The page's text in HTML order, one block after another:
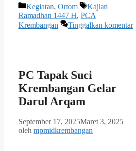
Kategori
Kegiatan, Ortom Tag
Kajian
Ramadhan 1447 H, PCA
Krembangan
Tinggalkan komentar
PC Tapak Suci
Krembangan Gelar
Darul Arqam
September 17, 2025Maret 3, 2025
oleh mpmidkrembangan